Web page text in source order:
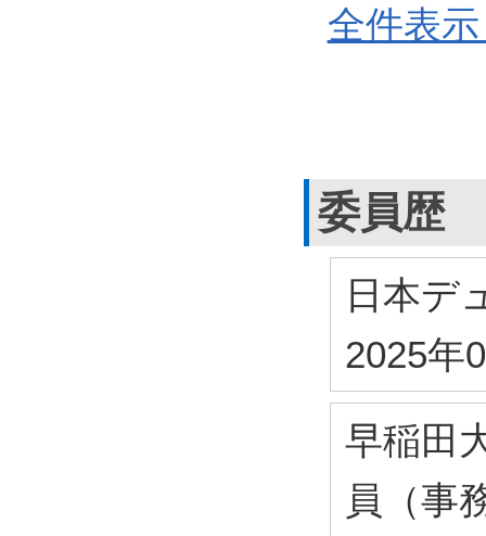
全件表
委員歴
日本デ
2025年
早稲田
員（事